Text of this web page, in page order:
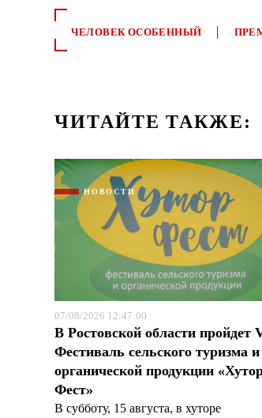
ЧЕЛОВЕК ОСОБЕННЫЙ
ЧИТАЙТЕ ТАКЖЕ:
НОВОСТИ
07/08/2026 12:47:00
В Ростовской области пройдет
Фестиваль сельского туризма и
органической продукции
Фест»
В субботу, 15 августа, в хуторе